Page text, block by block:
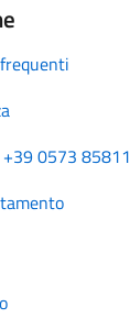
0573 85811